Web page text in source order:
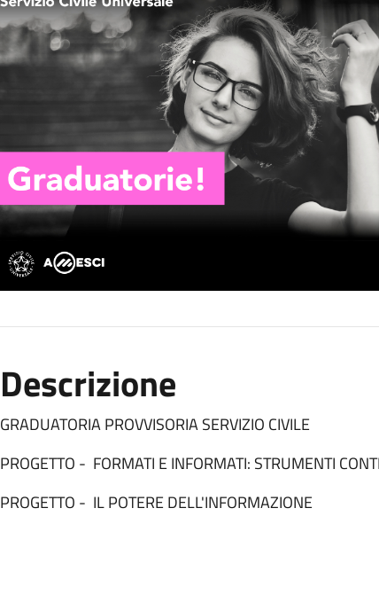
Descrizione
GRADUATORIA PROVVISORIA SERVIZIO CIVILE
PROGETTO - FORMATI E INFORMATI: STRUMENTI
PROGETTO - IL POTERE DELL'INFORMAZIONE